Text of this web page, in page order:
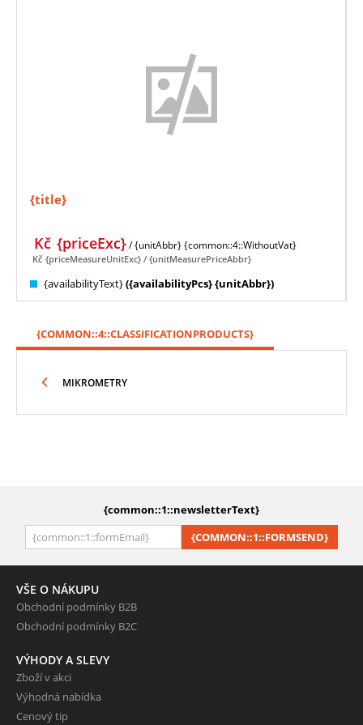
{title}
{priceExc}
Kč / {unitAbbr}{common::4::WithoutVat}
{priceMeasureUnitExc}
Kč / {unitMeasurePriceAbbr}
{availabilityText}({availabilityPcs} {unitAbbr})
{COMMON::4::CLASSIFICATIONPRODUCTS}
MIKROMETRY
{common::1::newsletterText}
{COMMON::1::FORMSEND}
VŠE O NÁKUPU
Obchodní podmínky B2B
Obchodní podmínky B2C
VÝHODY A SLEVY
Zboží v akci
Výhodná nabídka
Cenový tip